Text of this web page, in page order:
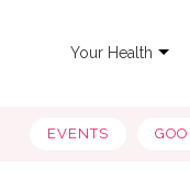
Your Health
EVENTS